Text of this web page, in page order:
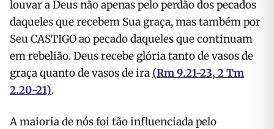
louvar a Deus não apenas pelo perdão dos pecados
daqueles que recebem Sua graça, mas também por
Seu CASTIGO ao pecado daqueles que continuam
em rebelião. Deus recebe glória tanto de vasos de
graça quanto de vasos de ira (Rm 9.21-23, 2 Tm
2.20-21).
A maioria de nós foi tão influenciada pelo